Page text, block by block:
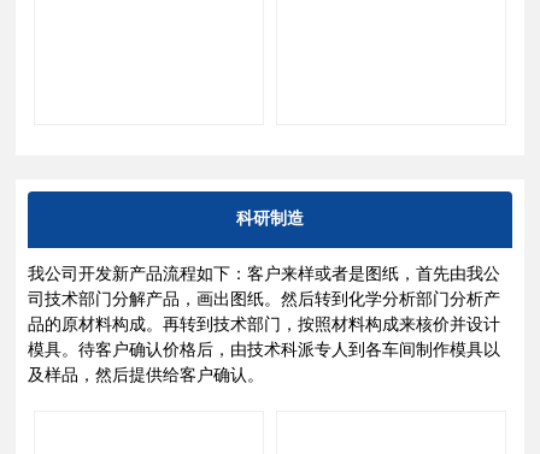
科研制造
我公司开发新产品流程如下：客户来样或者是图纸，首先由我公
司技术部门分解产品，画出图纸。然后转到化学分析部门分析产
品的原材料构成。再转到技术部门，按照材料构成来核价并设计
模具。待客户确认价格后，由技术科派专人到各车间制作模具以
及样品，然后提供给客户确认。